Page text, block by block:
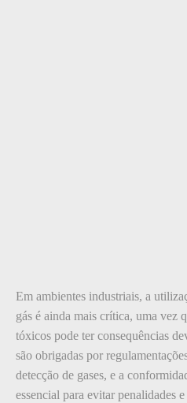
Em ambientes industriais, a
gás é ainda mais crítica, uma vez
tóxicos pode ter consequências
são obrigadas por
detecção de gases, e a
essencial para evitar penalidades